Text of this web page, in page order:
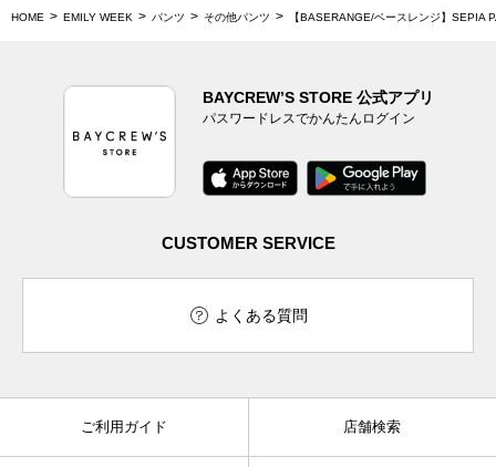
HOME EMILY WEEK パンツ その他パンツ 【BASERANGE/ベースレンジ】SEPIA
BAYCREW’S STORE 公式アプリ
パスワードレスでかんたんログイン
CUSTOMER SERVICE
よくある質問
ご利用ガイド 店舗検索